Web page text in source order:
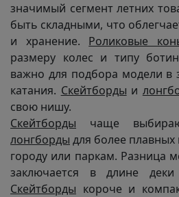
значимый сегмент летних
быть складными, что
и хранение. Роликовые
размеру колес и типу
важно для подбора модели в
катания. Скейтборды и
свою нишу.
Скейтборды чаще
лонгборды для более
городу или паркам. Разница
заключается в длине
Скейтборды короче и